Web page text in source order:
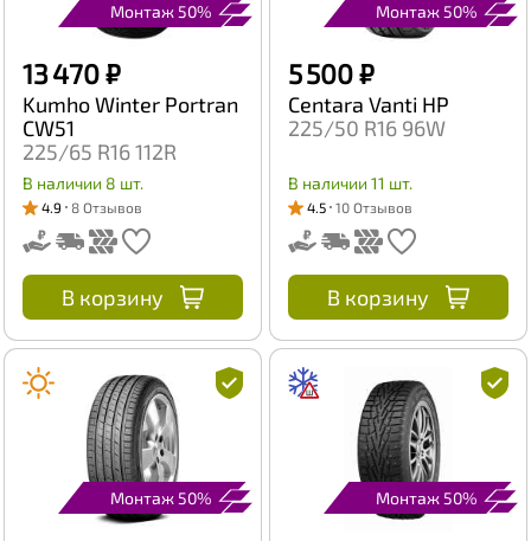
Монтаж 50%
13 470 ₽
Kumho Winter Portran
CW51
225/65 R16 112R
В наличии 8 шт.
4.9 8 Отзывов
В корзину
Монтаж 50%
5 500 ₽
Centara Vanti HP
225/50 R16 96W
В наличии 11 шт.
4.5 10 Отзывов
В корзину
Монтаж 50% Монтаж 50%